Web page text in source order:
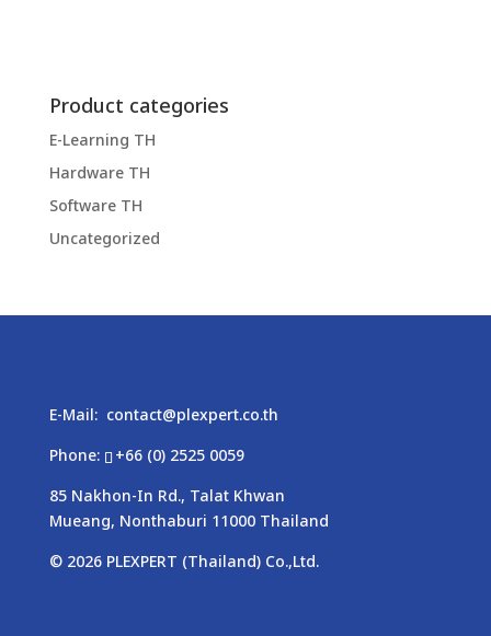
Product categories
E-Learning TH
Hardware TH
Software TH
Uncategorized
E-Mail: contact@plexpert.co.th
Phone:
+66 (0) 2525 0059
85 Nakhon-In Rd., Talat Khwan
Mueang, Nonthaburi 11000 Thailand
© 2026 PLEXPERT (Thailand) Co.,Ltd.